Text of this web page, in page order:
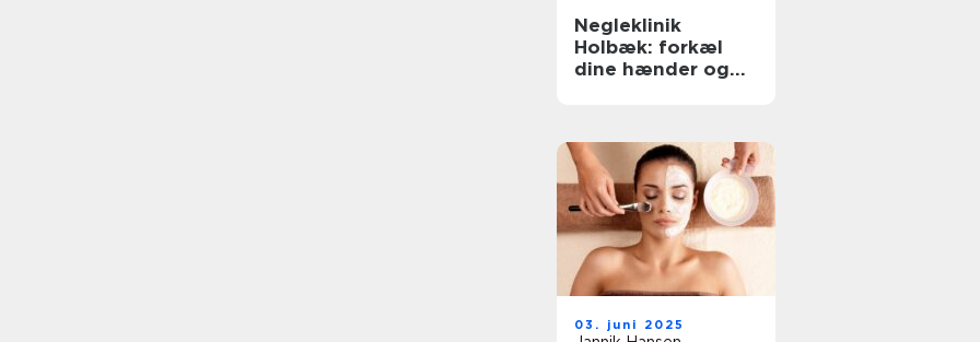
Negleklinik
Holbæk: forkæl
dine hænder og
03. juni 2025